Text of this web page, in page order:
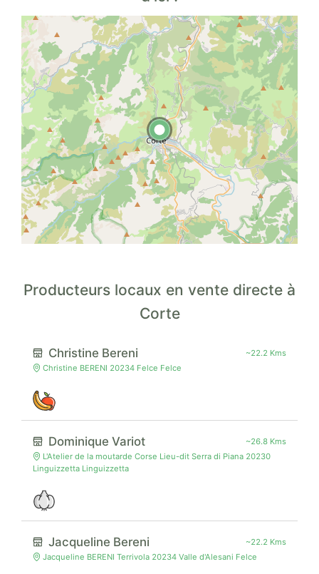
Producteurs locaux en vente directe à
Corte
Christine Bereni
~22.2 Kms
Christine BERENI 20234 Felce Felce
Dominique Variot
~26.8 Kms
L'Atelier de la moutarde Corse Lieu-dit Serra di Piana 20230
Linguizzetta Linguizzetta
Jacqueline Bereni
~22.2 Kms
Jacqueline BERENI Terrivola 20234 Valle d'Alesani Felce